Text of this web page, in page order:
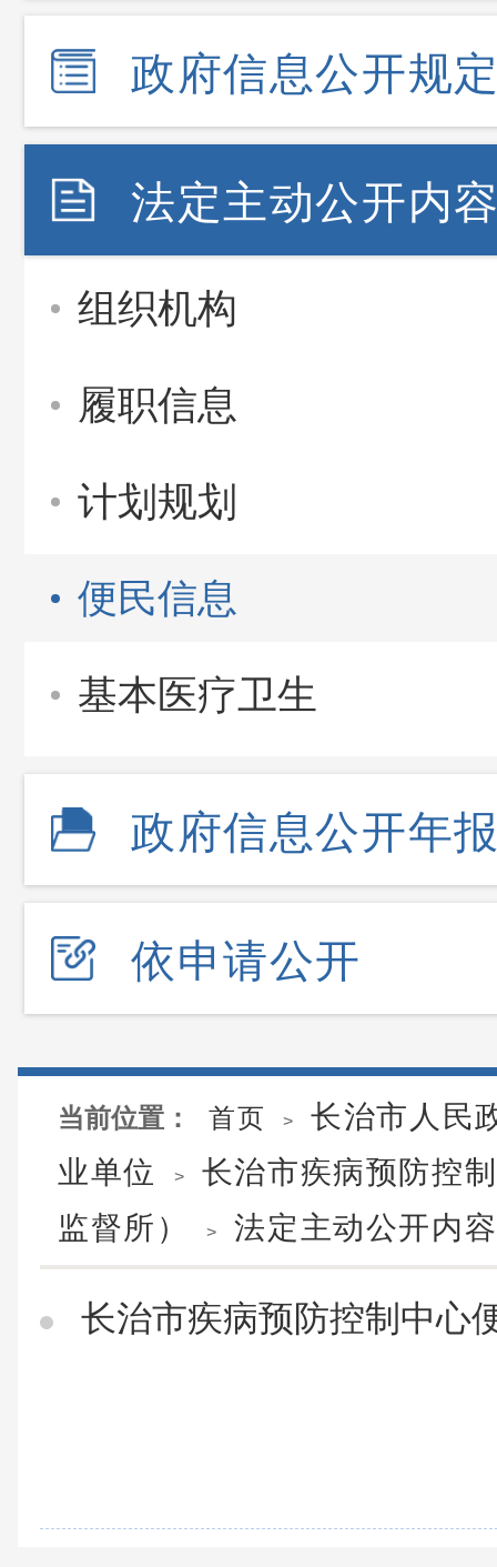
政府信息公开规
法定主动公开内
组织机构
履职信息
计划规划
便民信息
基本医疗卫生
政府信息公开年
依申请公开
当前位置： 首页 >
长治市人民
业单位
>
长治市疾病预防控
监督所）
> 法定主动公开内容
长治市疾病预防控制中心